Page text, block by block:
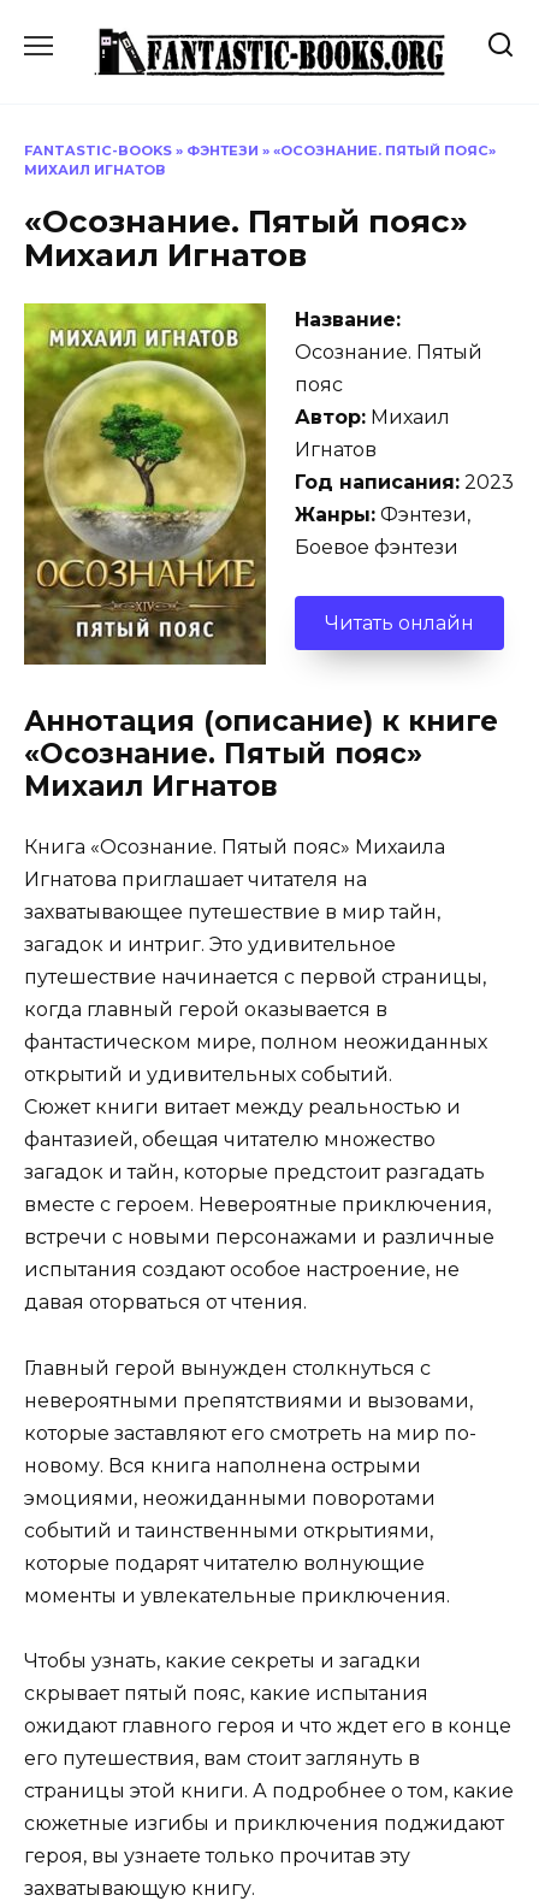
содержанию
FANTASTIC-BOOKS » ФЭНТЕЗИ » «ОСОЗНАНИЕ. ПЯТЫЙ ПОЯС»
МИХАИЛ ИГНАТОВ
«Осознание. Пятый пояс»
Михаил Игнатов
Название:
Осознание. Пятый
пояс
Автор: Михаил
Игнатов
Год написания: 2023
Жанры: Фэнтези,
Боевое фэнтези
Читать онлайн
Аннотация (описание) к книге
«Осознание. Пятый пояс»
Михаил Игнатов
Книга «Осознание. Пятый пояс» Михаила
Игнатова приглашает читателя на
захватывающее путешествие в мир тайн,
загадок и интриг. Это удивительное
путешествие начинается с первой страницы,
когда главный герой оказывается в
фантастическом мире, полном неожиданных
открытий и удивительных событий.
Сюжет книги витает между реальностью и
фантазией, обещая читателю множество
загадок и тайн, которые предстоит разгадать
вместе с героем. Невероятные приключения,
встречи с новыми персонажами и различные
испытания создают особое настроение, не
давая оторваться от чтения.
Главный герой вынужден столкнуться с
невероятными препятствиями и вызовами,
которые заставляют его смотреть на мир по-
новому. Вся книга наполнена острыми
эмоциями, неожиданными поворотами
событий и таинственными открытиями,
которые подарят читателю волнующие
моменты и увлекательные приключения.
Чтобы узнать, какие секреты и загадки
скрывает пятый пояс, какие испытания
ожидают главного героя и что ждет его в конце
его путешествия, вам стоит заглянуть в
страницы этой книги. А подробнее о том, какие
сюжетные изгибы и приключения поджидают
героя, вы узнаете только прочитав эту
захватывающую книгу.